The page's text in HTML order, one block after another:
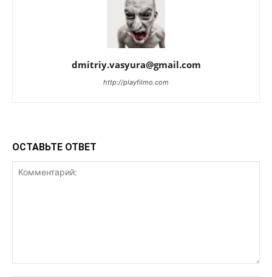
dmitriy.vasyura@gmail.com
http://playfilmo.com
ОСТАВЬТЕ ОТВЕТ